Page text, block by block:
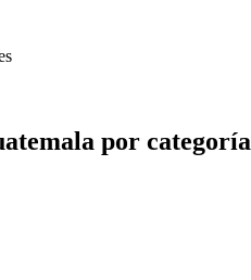
por categoría